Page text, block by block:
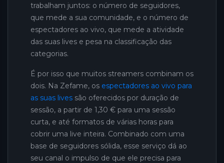
trabalham juntos: o número de seguidores,
que mede a sua comunidade, e o número de
espectadores ao vivo, que mede a atividade
das suas lives e pesa na classificação das
categorias.
É por isso que muitos streamers combinam os
dois. Na Zefame, os espectadores ao vivo para
as suas lives são oferecidos por duração de
sessão, a partir de 1,30 € para uma sessão
curta, e até formatos de várias horas para
cobrir uma live inteira. Combinado com uma
base de seguidores sólida, esse serviço dá ao
seu canal o impulso de que ele precisa para